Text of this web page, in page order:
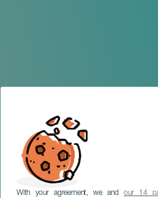
With your agreement, we andour 14